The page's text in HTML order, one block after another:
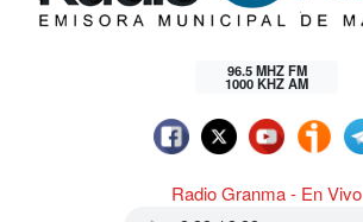
96.5 MHZ FM
1000 KHZ AM
Radio Granma - En Vivo